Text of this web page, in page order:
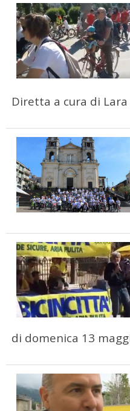
Diretta a cura di
di domenica 13